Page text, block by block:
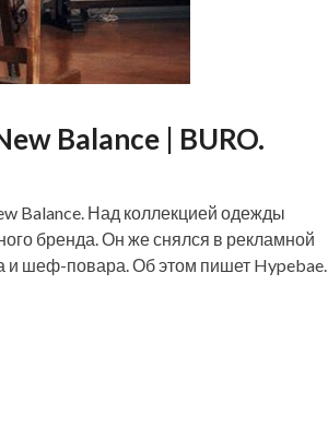
Balance | BURO.
Balance. Над коллекцией одежды
бренда. Он же снялся в рекламной
и шеф-повара. Об этом пишет Hypebae.